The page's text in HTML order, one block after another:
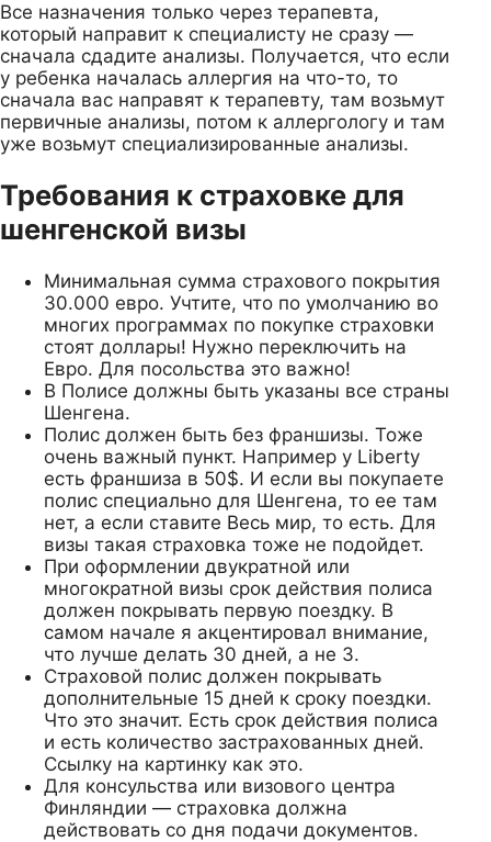
Все назначения только через терапевта,
который направит к специалисту не сразу —
сначала сдадите анализы. Получается, что если
у ребенка началась аллергия на что-то, то
сначала вас направят к терапевту, там возьмут
первичные анализы, потом к аллергологу и там
уже возьмут специализированные анализы.
Требования к страховке для
шенгенской визы
Минимальная сумма страхового покрытия
30.000 евро. Учтите, что по умолчанию во
многих программах по покупке страховки
стоят доллары! Нужно переключить на
Евро. Для посольства это важно!
В Полисе должны быть указаны все страны
Шенгена.
Полис должен быть без франшизы. Тоже
очень важный пункт. Например у Liberty
есть франшиза в 50$. И если вы покупаете
полис специально для Шенгена, то ее там
нет, а если ставите Весь мир, то есть. Для
визы такая страховка тоже не подойдет.
При оформлении двукратной или
многократной визы срок действия полиса
должен покрывать первую поездку. В
самом начале я акцентировал внимание,
что лучше делать 30 дней, а не 3.
Страховой полис должен покрывать
дополнительные 15 дней к сроку поездки.
Что это значит. Есть срок действия полиса
и есть количество застрахованных дней.
Ссылку на картинку как это.
Для консульства или визового центра
Финляндии — страховка должна
действовать со дня подачи документов.